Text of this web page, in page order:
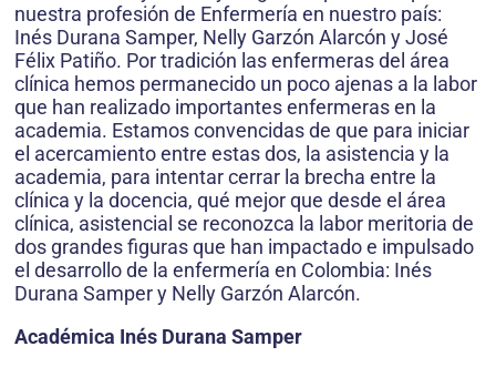
nuestra profesión de Enfermería en nuestro país:
Inés Durana Samper, Nelly Garzón Alarcón y José
Félix Patiño. Por tradición las enfermeras del área
clínica hemos permanecido un poco ajenas a la labor
que han realizado importantes enfermeras en la
academia. Estamos convencidas de que para iniciar
el acercamiento entre estas dos, la asistencia y la
academia, para intentar cerrar la brecha entre la
clínica y la docencia, qué mejor que desde el área
clínica, asistencial se reconozca la labor meritoria de
dos grandes figuras que han impactado e impulsado
el desarrollo de la enfermería en Colombia: Inés
Durana Samper y Nelly Garzón Alarcón.
Académica Inés Durana Samper